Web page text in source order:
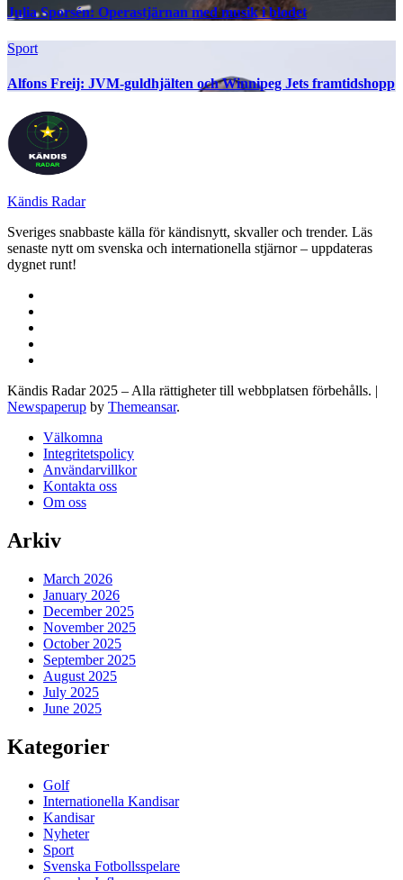
Julia Sporsén: Operastjärnan med musik i blodet
Sport
Alfons Freij: JVM-guldhjälten och Winnipeg Jets framtidshopp
Kändis Radar
Sveriges snabbaste källa för kändisnytt, skvaller och trender. Läs
senaste nytt om svenska och internationella stjärnor – uppdateras
dygnet runt!
Kändis Radar 2025 – Alla rättigheter till webbplatsen förbehålls. |
Newspaperup by Themeansar.
Välkomna
Integritetspolicy
Användarvillkor
Kontakta oss
Om oss
Arkiv
March 2026
January 2026
December 2025
November 2025
October 2025
September 2025
August 2025
July 2025
June 2025
Kategorier
Golf
Internationella Kandisar
Kandisar
Nyheter
Sport
Svenska Fotbollsspelare